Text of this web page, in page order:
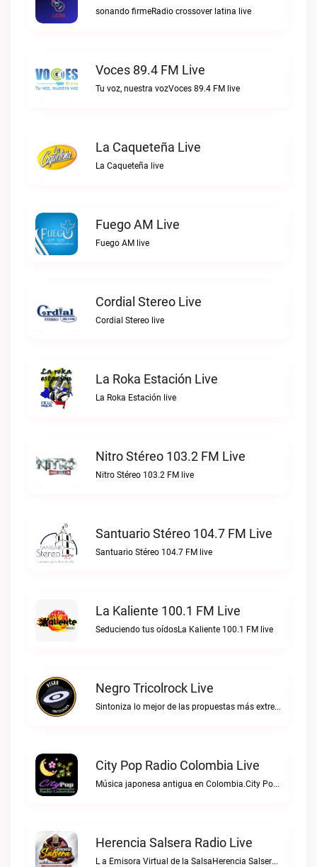
sonando firmeRadio crossover latina live
Voces 89.4 FM Live
Tu voz, nuestra vozVoces 89.4 FM live
La Caqueteña Live
La Caqueteña live
Fuego AM Live
Fuego AM live
Cordial Stereo Live
Cordial Stereo live
La Roka Estación Live
La Roka Estación live
Nitro Stéreo 103.2 FM Live
Nitro Stéreo 103.2 FM live
Santuario Stéreo 104.7 FM Live
Santuario Stéreo 104.7 FM live
La Kaliente 100.1 FM Live
Seduciendo tus oídosLa Kaliente 100.1 FM live
Negro Tricolrock Live
Sintoniza lo mejor de las propuestas más extremas y virtuosas del metal colombianoNegro Tricolrock live
City Pop Radio Colombia Live
Música japonesa antigua en Colombia.City Pop Radio Colombia live
Herencia Salsera Radio Live
L a Emisora Virtual de la SalsaHerencia Salsera Radio live